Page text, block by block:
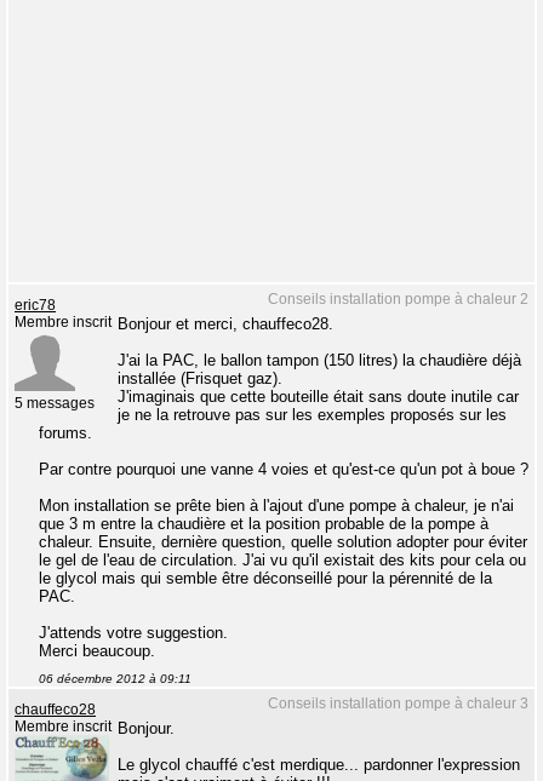
Conseils installation pompe à chaleur 2
eric78
Membre inscrit
5 messages
Bonjour et merci, chauffeco28.
J'ai la PAC, le ballon tampon (150 litres) la chaudière déjà
installée (Frisquet gaz).
J'imaginais que cette bouteille était sans doute inutile car
je ne la retrouve pas sur les exemples proposés sur les
forums.
Par contre pourquoi une vanne 4 voies et qu'est-ce qu'un pot à boue ?
Mon installation se prête bien à l'ajout d'une pompe à chaleur, je n'ai
que 3 m entre la chaudière et la position probable de la pompe à
chaleur. Ensuite, dernière question, quelle solution adopter pour éviter
le gel de l'eau de circulation. J'ai vu qu'il existait des kits pour cela ou
le glycol mais qui semble être déconseillé pour la pérennité de la
PAC.
J'attends votre suggestion.
Merci beaucoup.
06 décembre 2012 à 09:11
Conseils installation pompe à chaleur 3
chauffeco28
Membre inscrit Bonjour.
Le glycol chauffé c'est merdique... pardonner l'expression